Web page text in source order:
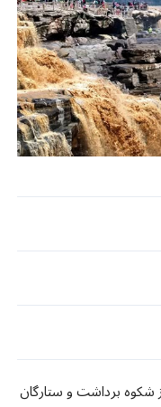
شکوه برداشت و ستارگان